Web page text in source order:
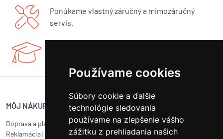
Používame cookies
Súbory cookie a ďalšie
technológie sledovania
používame na zlepšenie vášho
zážitku z prehliadania našich
Ponúkame vlastný záručný a mimozáručný
servis.
MÔJ NÁKUP
Doprava a platba
Reklamácia| Vrátenie tovaru
SERVIS BUNA CAFÉ
Servis kávovarov všetkých
značiek